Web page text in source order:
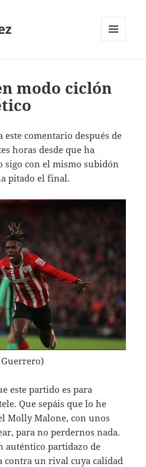
modo ciclón
este comentario después de
horas desde que ha
sigo con el mismo subidón
pitado el final.
Guerrero)
este partido es para
Que sepáis que lo he
Molly Malone, con unos
para no perdernos nada.
auténtico partidazo de
un rival cuya calidad